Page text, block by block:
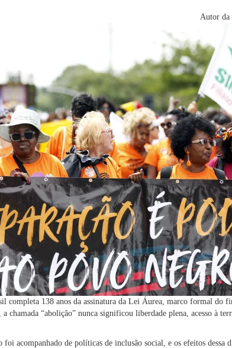
Autor da
completa 138 anos da assinatura da Lei Áurea, marco formal do
chamada “abolição” nunca significou liberdade plena, acesso à
acompanhado de políticas de inclusão social, e os efeitos dessa